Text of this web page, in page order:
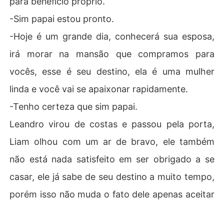
-Sim papai estou pronto.
-Hoje é um grande dia, conhecerá sua esposa,
irá morar na mansão que compramos para
vocês, esse é seu destino, ela é uma mulher
linda e você vai se apaixonar rapidamente.
-Tenho certeza que sim papai.
Leandro virou de costas e passou pela porta,
Liam olhou com um ar de bravo, ele também
não está nada satisfeito em ser obrigado a se
casar, ele já sabe de seu destino a muito tempo,
porém isso não muda o fato dele apenas aceitar